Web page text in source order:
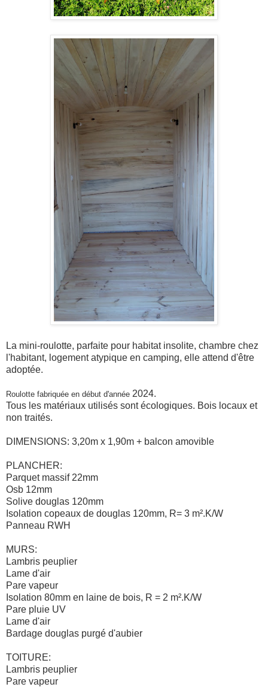
La mini-roulotte, parfaite pour habitat insolite, chambre chez
l'habitant, logement atypique en camping, elle attend d'être
adoptée.
Roulotte fabriquée en début d'année 2024.
Tous les matériaux utilisés sont écologiques. Bois locaux et
non traités.
DIMENSIONS: 3,20m x 1,90m + balcon amovible
PLANCHER:
Parquet massif 22mm
Osb 12mm
Solive douglas 120mm
Isolation copeaux de douglas 120mm, R= 3 m².K/W
Panneau RWH
MURS:
Lambris peuplier
Lame d'air
Pare vapeur
Isolation 80mm en laine de bois, R = 2 m².K/W
Pare pluie UV
Lame d'air
Bardage douglas purgé d'aubier
TOITURE:
Lambris peuplier
Pare vapeur